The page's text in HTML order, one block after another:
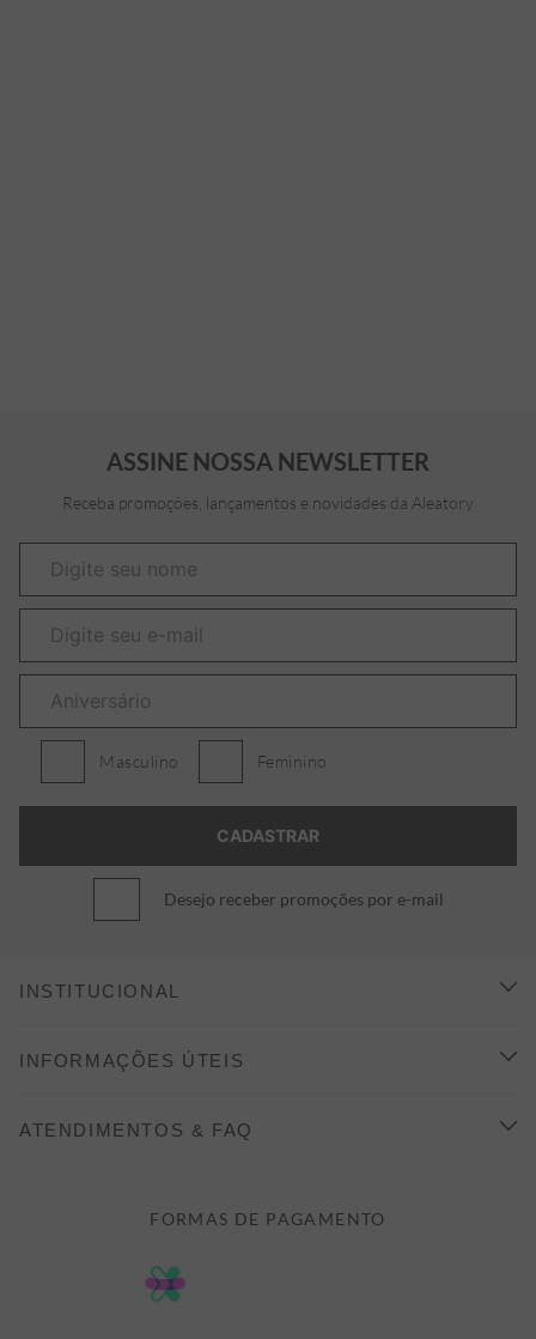
ASSINE NOSSA NEWSLETTER
Receba promoções, lançamentos e novidades da Aleatory
Masculino Feminino
Desejo receber promoções por e-mail
INSTITUCIONAL
CONHEÇA A ALEATORY
INFORMAÇÕES ÚTEIS
FORMAS DE PAGAMENTO
POLÍTICA DE PRIVACIDADE
ATENDIMENTOS & FAQ
FORMAS DE PAGAMENTO